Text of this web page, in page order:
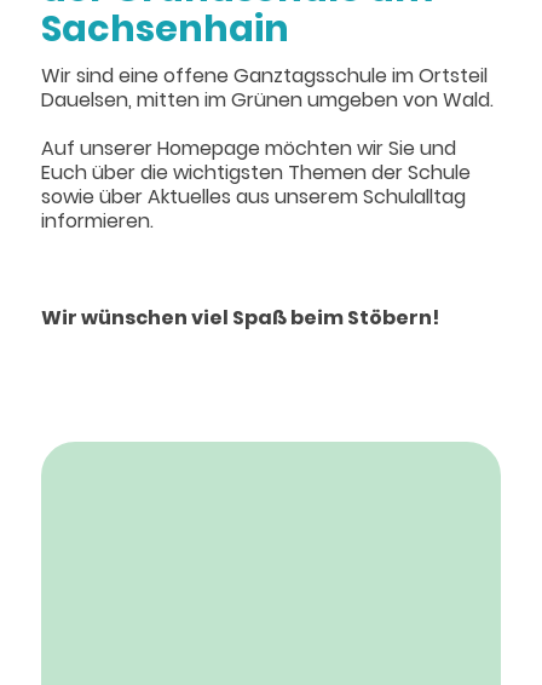
Sachsenhain
Wir sind eine offene Ganztagsschule im Ortsteil
Dauelsen, mitten im Grünen umgeben von Wald.
Auf unserer Homepage möchten wir Sie und
Euch über die wichtigsten Themen der Schule
sowie über Aktuelles aus unserem Schulalltag
informieren.
Wir wünschen viel Spaß beim Stöbern!